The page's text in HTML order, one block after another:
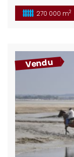
projets : Club,
Situation
logements,
270 000 m2
Vendu